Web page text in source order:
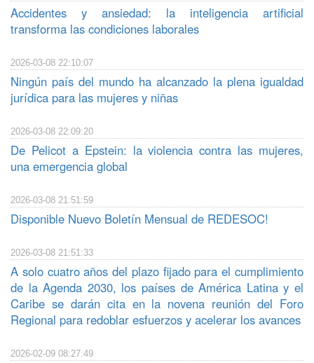
Accidentes y ansiedad: la inteligencia artificial
transforma las condiciones laborales
2026-03-08 22:10:07
Ningún país del mundo ha alcanzado la plena igualdad
jurídica para las mujeres y niñas
2026-03-08 22:09:20
De Pelicot a Epstein: la violencia contra las mujeres,
una emergencia global
2026-03-08 21:51:59
Disponible Nuevo Boletín Mensual de REDESOC!
2026-03-08 21:51:33
A solo cuatro años del plazo fijado para el cumplimiento
de la Agenda 2030, los países de América Latina y el
Caribe se darán cita en la novena reunión del Foro
Regional para redoblar esfuerzos y acelerar los avances
2026-02-09 08:27:49